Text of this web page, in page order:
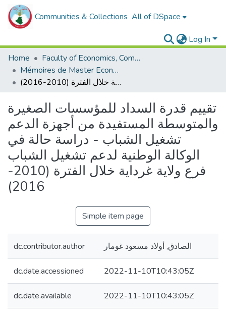
Communities & Collections All of DSpace
Log In
Home
Faculty of Economics, Commercial Sciences and Management Sciences
Mémoires de Master Economie
تقييم قدرة السداد للمؤسسات الصغيرة والمتوسطة المستفيدة من أجهزة الدعم تشغيل الشباب - دراسة حالة في الوكالة الوطنية لدعم تشغيل الشباب فرع ولاية غرداية خلال الفترة (2010-2016)
تقييم قدرة السداد للمؤسسات الصغيرة
والمتوسطة المستفيدة من أجهزة الدعم
تشغيل الشباب - دراسة حالة في
الوكالة الوطنية لدعم تشغيل الشباب
فرع ولاية غرداية خلال الفترة (2010-
2016)
Simple item page
dc.contributor.author الصادق, أولاد مسعود غومار
dc.date.accessioned 2022-11-10T10:43:05Z
dc.date.available 2022-11-10T10:43:05Z